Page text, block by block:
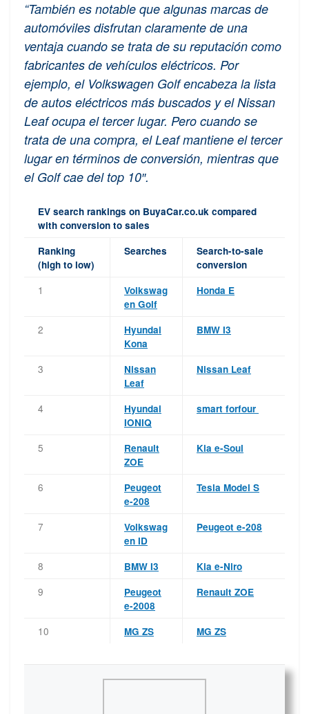
“También es notable que algunas marcas de
automóviles disfrutan claramente de una
ventaja cuando se trata de su reputación como
fabricantes de vehículos eléctricos. Por
ejemplo, el Volkswagen Golf encabeza la lista
de autos eléctricos más buscados y el Nissan
Leaf ocupa el tercer lugar. Pero cuando se
trata de una compra, el Leaf mantiene el tercer
lugar en términos de conversión, mientras que
el Golf cae del top 10″.
EV search rankings on BuyaCar.co.uk compared
with conversion to sales
Ranking
(high to low)
Searches
Search-to-sale
conversion
1
Volkswag
en Golf
Honda E
2
Hyundai
Kona
BMW I3
3
Nissan
Leaf
Nissan Leaf
4
Hyundai
IONIQ
smart forfour
5
Renault
ZOE
Kia e-Soul
6
Peugeot
e-208
Tesla Model S
7
Volkswag
en ID
Peugeot e-208
8 BMW I3 Kia e-Niro
9
Peugeot
e-2008
Renault ZOE
10 MG ZS MG ZS